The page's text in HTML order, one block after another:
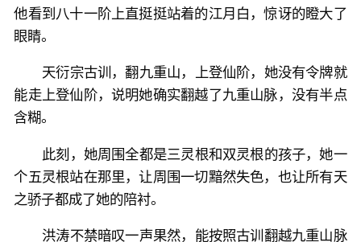
他看到八十一阶上直挺挺站着的江月白，惊讶的瞪大了
眼睛。
天衍宗古训，翻九重山，上登仙阶，她没有令牌就
能走上登仙阶，说明她确实翻越了九重山脉，没有半点
含糊。
此刻，她周围全都是三灵根和双灵根的孩子，她一
个五灵根站在那里，让周围一切黯然失色，也让所有天
之骄子都成了她的陪衬。
洪涛不禁暗叹一声果然，能按照古训翻越九重山脉